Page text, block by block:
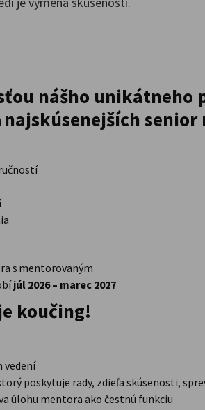
Slovakia
nášho unikátneho
senior
s mentorovaným
júl 2026 – marec 2027
koučing!
vedení
poskytuje rady, zdieľa skúsenosti,
úlohu mentora ako čestnú funkciu